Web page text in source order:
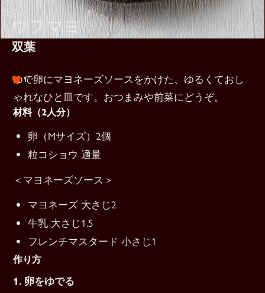
ウフマヨ
双葉
1
ゆで卵にマヨネーズソースをかけた、ゆるくておし
ゃれなひと皿です。おつまみや前菜にどうぞ。
材料（2人分）
卵（Mサイズ）2個
粒コショウ 適量
＜マヨネーズソース＞
マヨネーズ 大さじ2
牛乳 大さじ1.5
フレンチマスタード 小さじ1
作り方
1. 卵をゆでる